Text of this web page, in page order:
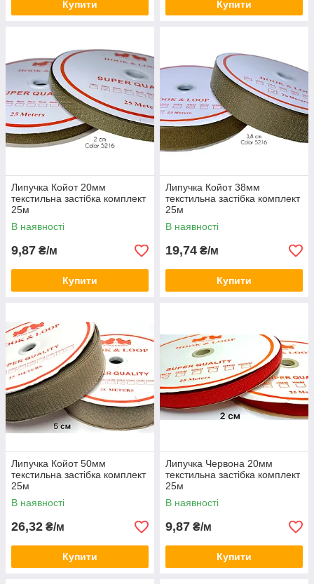
Купити Купити
Липучка Койот 20мм
текстильна застібка комплект
25м
В наявності
9,87 ₴/м
Купити
Липучка Койот 38мм
текстильна застібка комплект
25м
В наявності
19,74 ₴/м
Купити
Липучка Койот 50мм
текстильна застібка комплект
25м
В наявності
26,32 ₴/м
Купити
Липучка Червона 20мм
текстильна застібка комплект
25м
В наявності
9,87 ₴/м
Купити